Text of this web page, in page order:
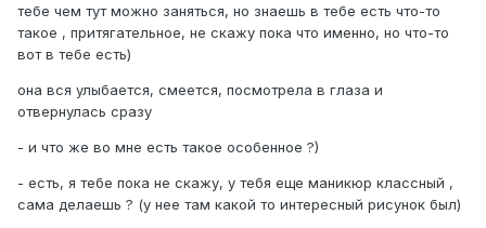
тебе чем тут можно заняться, но знаешь в тебе есть что-то
такое , притягательное, не скажу пока что именно, но что-то
вот в тебе есть)
она вся улыбается, смеется, посмотрела в глаза и
отвернулась сразу
- и что же во мне есть такое особенное ?)
- есть, я тебе пока не скажу, у тебя еще маникюр классный ,
сама делаешь ? (у нее там какой то интересный рисунок был)